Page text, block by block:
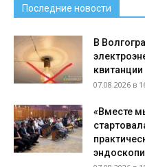
Последние новости
В
квитанции
07.08.2026 в
«Вместе